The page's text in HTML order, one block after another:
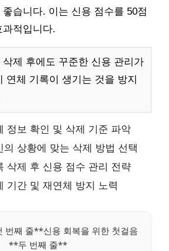
습니다. 이는 신용 점수를 50점
적입니다.
삭제 후에도 꾸준한 신용 관리가
연체 기록이 생기는 것을 방지
정보 확인 및 삭제 기준 파악
의 상황에 맞는 삭제 방법 선택
삭제 후 신용 점수 관리 전략
기간 및 재연체 방지 노력
번째 줄**신용 회복을 위한 첫걸음
**두 번째 줄**